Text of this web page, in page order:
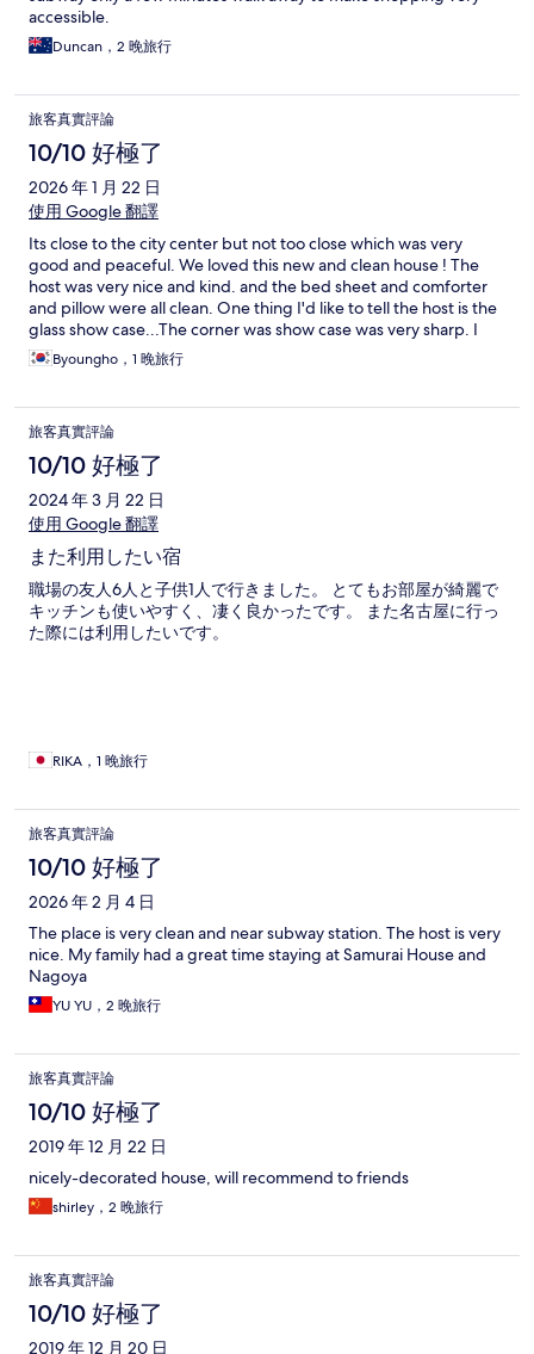
accessible.
Duncan，2 晚旅行
旅客真實評論
10/10 好極了
2026 年 1 月 22 日
使用 Google 翻譯
Its close to the city center but not too close which was very
good and peaceful. We loved this new and clean house ! The
host was very nice and kind. and the bed sheet and comforter
and pillow were all clean. One thing I'd like to tell the host is the
glass show case...The corner was show case was very sharp. I
think it needs to be covered by some soft material for the safety.
I'll stay here again later ! Loved it !
Byoungho，1 晚旅行
旅客真實評論
10/10 好極了
2024 年 3 月 22 日
使用 Google 翻譯
また利用したい宿
職場の友人6人と子供1人で行きました。 とてもお部屋が綺麗で
キッチンも使いやすく、凄く良かったです。 また名古屋に行っ
た際には利用したいです。
RIKA，1 晚旅行
旅客真實評論
10/10 好極了
2026 年 2 月 4 日
The place is very clean and near subway station. The host is very
nice. My family had a great time staying at Samurai House and
Nagoya
YU YU，2 晚旅行
旅客真實評論
10/10 好極了
2019 年 12 月 22 日
nicely-decorated house, will recommend to friends
shirley，2 晚旅行
旅客真實評論
10/10 好極了
2019 年 12 月 20 日